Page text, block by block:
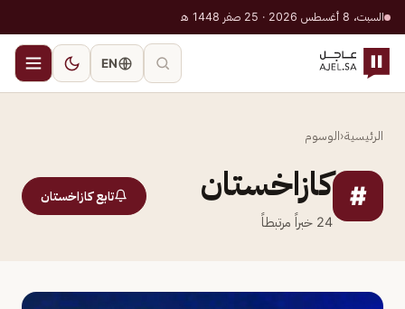
السبت، 8 أغسطس 2026 · 25 صفر 1448 هـ
EN
الرئيسية‹الوسوم
# كازاخستان
24 خبراً مرتبطاً
تابع كازاخستان